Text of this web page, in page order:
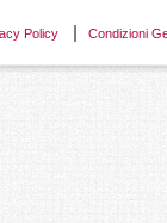
Policy Condizioni